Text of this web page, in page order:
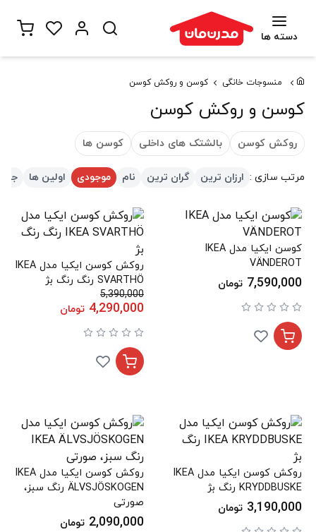
دسته ها
منسوجات خانگی کوسن و روکش کوسن
کوسن و روکش کوسن
روکش کوسن بالشتک های داخلی کوسن ها
مرتب سازی : ارزان ترین گران ترین نام موجودی اولین ها
کوسن ایکیا مدل IKEA
VÄNDEROT
7,590,000 تومان
روکش کوسن ایکیا مدل IKEA
SVARTHÖ رنگ رنگ بژ
5,390,000
4,290,000 تومان
روکش کوسن ایکیا مدل IKEA
KRYDDBUSKE رنگ بژ
3,190,000 تومان
روکش کوسن ایکیا مدل IKEA
ÄLVSJÖSKOGEN رنگ سبز،
صورتی
2,090,000 تومان